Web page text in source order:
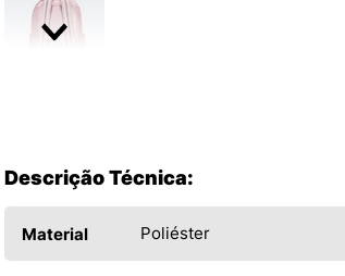
Descrição Técnica:
Material Poliéster